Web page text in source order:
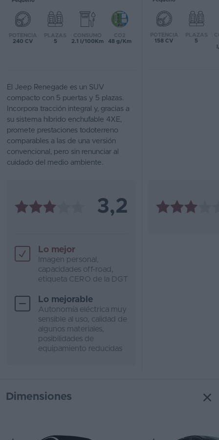
Favoritos
Concesionarios
Blog
Ventas
de
coches
2026
POTENCIA
240 CV
PLAZAS
5
CONSUMO
2.1 l/100Km
CO2
48 g/Km
POTENCIA
158 CV
PLAZAS
5
El Jeep Renegade es un SUV
compacto con 5 puertas y 5 plazas.
Incorpora tracción integral y, gracias a
su sistema híbrido enchufable 4XE,
promete prestaciones todoterreno
comparables a las de una versión
convencional, pero sin renunciar al
cuidado del medio ambiente.
3,2
Lo mejor
Imagen personal,
capacidades off-road,
etiqueta CERO de la DGT
Lo mejorable
Autonomía eléctrica muy
sensible al uso, calidad de
algunos materiales,
posibilidades de
equipamiento reducidas
Dimensiones